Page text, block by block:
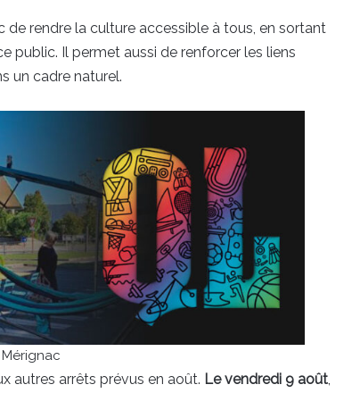
de rendre la culture accessible à tous, en sortant
public. Il permet aussi de renforcer les liens
un cadre naturel.
autres arrêts prévus en août. Le vendredi 9 août,